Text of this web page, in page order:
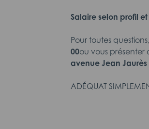
Salaire selon profil
Pour toutes
00ou vous
avenue Jean Jaurès
ADÉQUAT